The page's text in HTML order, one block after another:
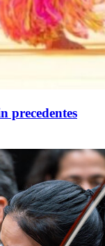
precedentes